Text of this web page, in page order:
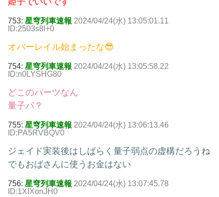
753: 星穹列車速報 2024/04/24(水) 13:05:01.11
ID:2503s8l+0
オバーレイル始まったな😎
754: 星穹列車速報 2024/04/24(水) 13:05:58.22
ID:n0LYSHG80
どこのパーツなん
量子パ？
755: 星穹列車速報 2024/04/24(水) 13:06:13.46
ID:PA5RVBQV0
ジェイド実装後はしばらく量子弱点の虚構だろうね
でもおばさんに使うお金はない
756: 星穹列車速報 2024/04/24(水) 13:07:45.78
ID:1XIXonJH0